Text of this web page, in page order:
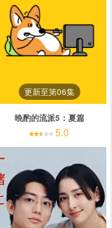
更新至第06集
晚酌的流派5：夏篇
5.0